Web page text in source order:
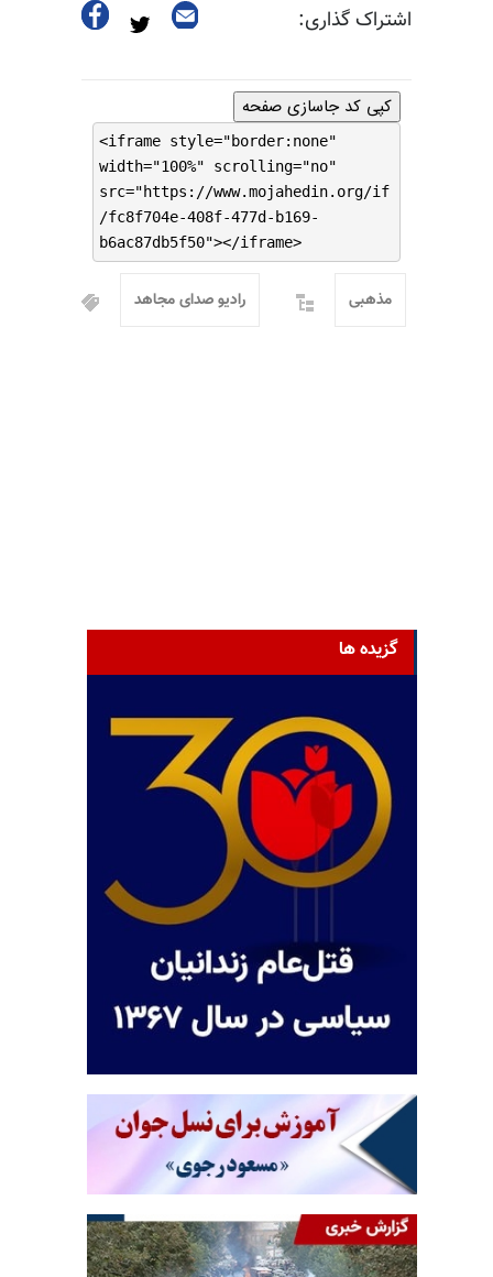
اشتراک گذاری:
کپی کد جاسازی صفحه
<iframe style="border:none"
width="100%" scrolling="no"
src="https://www.mojahedin.org/if
/fc8f704e-408f-477d-b169-
b6ac87db5f50"></iframe>
رادیو صدای مجاهد مذهبی
گزیده ها